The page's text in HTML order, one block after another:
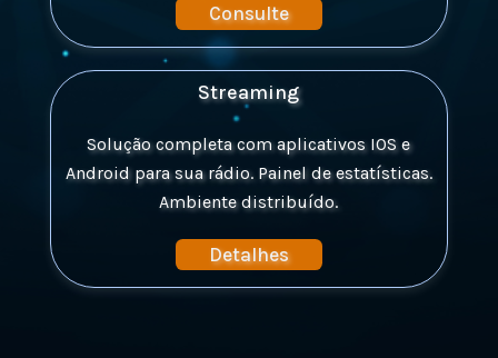
Consulte
Streaming
Solução completa com aplicativos IOS e
Android para sua rádio.Painel de estatísticas.
Ambiente distribuído.
Detalhes